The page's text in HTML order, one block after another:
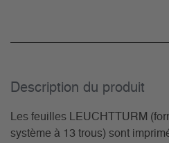
Description du­ produit
Les feuilles LEUCHTTURM
système à 13 trous) sont